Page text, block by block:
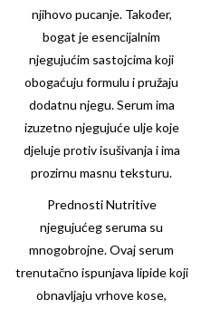
njihovo pucanje. Također,
bogat je esencijalnim
njegujućim sastojcima koji
obogaćuju formulu i pružaju
dodatnu njegu. Serum ima
izuzetno njegujuće ulje koje
djeluje protiv isušivanja i ima
prozirnu masnu teksturu.
Prednosti Nutritive
njegujućeg seruma su
mnogobrojne. Ovaj serum
trenutačno ispunjava lipide koji
obnavljaju vrhove kose,